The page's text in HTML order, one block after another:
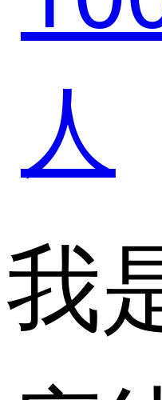
体
户
人
我